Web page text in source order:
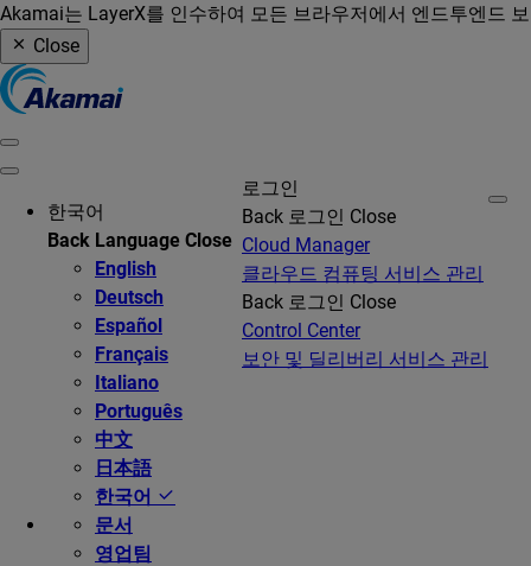
Akamai는 LayerX를 인수하여 모든 브라우저에서 엔드투엔드
Close
한국어
Back Language Close
English
Deutsch
Español
Français
Italiano
Português
中文
日本語
한국어
문서
영업팀
로그인
Back 로그인 Close
Cloud Manager
클라우드 컴퓨팅 서비스 관리
Back 로그인 Close
Control Center
보안 및 딜리버리 서비스 관리